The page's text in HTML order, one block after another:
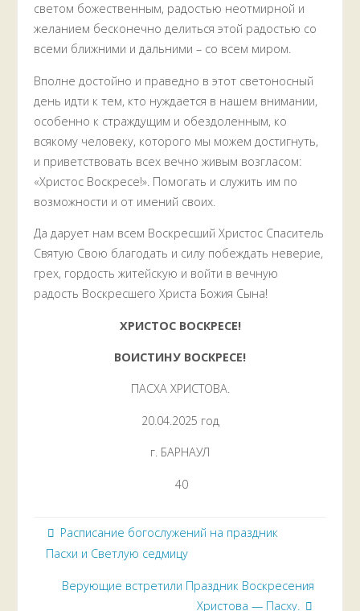
светом божественным, радостью неотмирной и
желанием бесконечно делиться этой радостью со
всеми ближними и дальними – со всем миром.
Вполне достойно и праведно в этот светоносный
день идти к тем, кто нуждается в нашем внимании,
особенно к страждущим и обездоленным, ко
всякому человеку, которого мы можем достигнуть,
и приветствовать всех вечно живым возгласом:
«Христос Воскресе!». Помогать и служить им по
возможности и от имений своих.
Да дарует нам всем Воскресший Христос Спаситель
Святую Свою благодать и силу побеждать неверие,
грех, гордость житейскую и войти в вечную
радость Воскресшего Христа Божия Сына!
ХРИСТОС ВОСКРЕСЕ!
ВОИСТИНУ ВОСКРЕСЕ!
ПАСХА ХРИСТОВА.
20.04.2025 год
г. БАРНАУЛ
40
Расписание богослужений на праздник
Пасхи и Светлую седмицу
Верующие встретили Праздник Воскресения
Христова — Пасху.